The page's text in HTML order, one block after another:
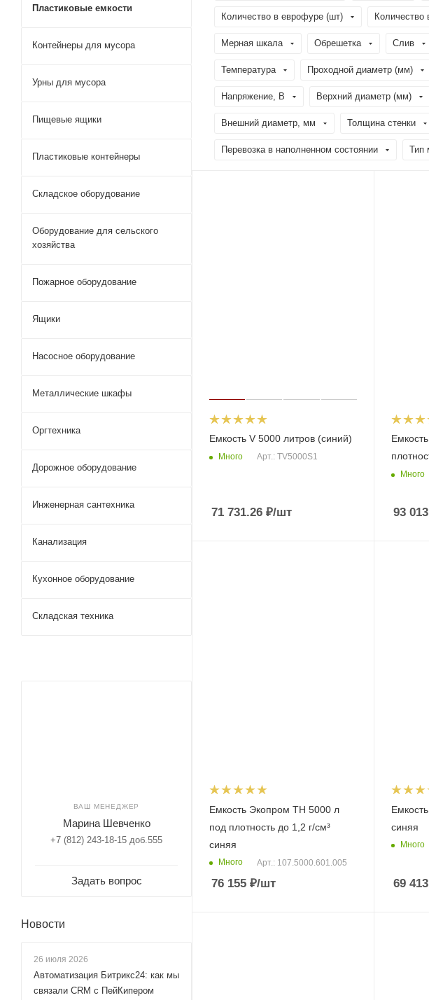
Количество в еврофуре (шт) Количество
Мерная шкала Обрешетка Слив
Температура Проходной диаметр (мм)
Напряжение, В Верхний диаметр (мм)
Внешний диаметр, мм Толщина стенки
Перевозка в наполненном состоянии Тип
Емкость V 5000 литров (синий)
Много Арт.: TV5000S1
71 731.26 ₽/шт
Много
93 013
Емкость Экопром TH 5000 л
под плотность до 1,2 г/см³
синяя
Много Арт.: 107.5000.601.005
76 155 ₽/шт
синяя
Много
69 413
Пластиковые емкости
Контейнеры для мусора
Урны для мусора
Пищевые ящики
Пластиковые контейнеры
Складское оборудование
Оборудование для сельского
хозяйства
Пожарное оборудование
Ящики
Насосное оборудование
Металлические шкафы
Оргтехника
Дорожное оборудование
Инженерная сантехника
Канализация
Кухонное оборудование
Складская техника
ВАШ МЕНЕДЖЕР
Марина Шевченко
+7 (812) 243-18-15 доб.555
Задать вопрос
Новости
26 июля 2026
Автоматизация Битрикс24: как мы
связали CRM с ПейКипером